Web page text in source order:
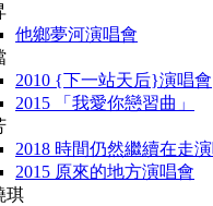
他鄉夢河演唱會
2010 {下一站天后}演唱會
2015 「我愛你戀習曲」
2018 時間仍然繼續在走
2015 原來的地方演唱會
琪